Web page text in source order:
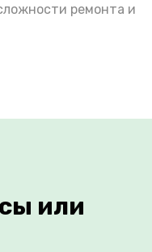
ремонта и
или